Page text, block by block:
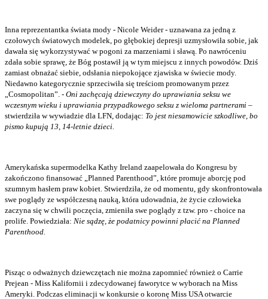
Inna reprezentantka świata mody - Nicole Weider - uznawana za jedną z
czołowych światowych modelek, po głębokiej depresji uzmysłowiła sobie, jak
dawała się wykorzystywać w pogoni za marzeniami i sławą. Po nawróceniu
zdała sobie sprawę, że Bóg postawił ją w tym miejscu z innych powodów. Dziś
zamiast obnażać siebie, odsłania niepokojące zjawiska w świecie mody.
Niedawno kategorycznie sprzeciwiła się treściom promowanym przez
„Cosmopolitan”. - Oni zachęcają dziewczyny do uprawiania seksu we
wczesnym wieku i uprawiania przypadkowego seksu z wieloma partnerami –
stwierdziła w wywiadzie dla LFN, dodając: To jest niesamowicie szkodliwe, bo
pismo kupują 13, 14-letnie dzieci.
Amerykańska supermodelka Kathy Ireland zaapelowała do Kongresu by
zakończono finansować „Planned Parenthood”, które promuje aborcję pod
szumnym hasłem praw kobiet. Stwierdziła, że od momentu, gdy skonfrontowała
swe poglądy ze współczesną nauką, która udowadnia, że życie człowieka
zaczyna się w chwili poczęcia, zmieniła swe poglądy z tzw. pro - choice na
prolife. Powiedziała: Nie sądzę, że podatnicy powinni płacić na Planned
Parenthood.
Pisząc o odważnych dziewczętach nie można zapomnieć również o Carrie
Prejean - Miss Kalifornii i zdecydowanej faworytce w wyborach na Miss
Ameryki. Podczas eliminacji w konkursie o koronę Miss USA otwarcie